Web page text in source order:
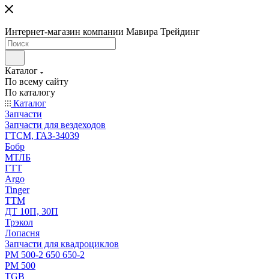
Интернет-магазин компании Мавира Трейдинг
Каталог
По всему сайту
По каталогу
Каталог
Запчасти
Запчасти для вездеходов
ГТСМ, ГАЗ-34039
Бобр
МТЛБ
ГТТ
Argo
Tinger
ТТМ
ДТ 10П, 30П
Трэкол
Лопасня
Запчасти для квадроциклов
РМ 500-2 650 650-2
РМ 500
TGB